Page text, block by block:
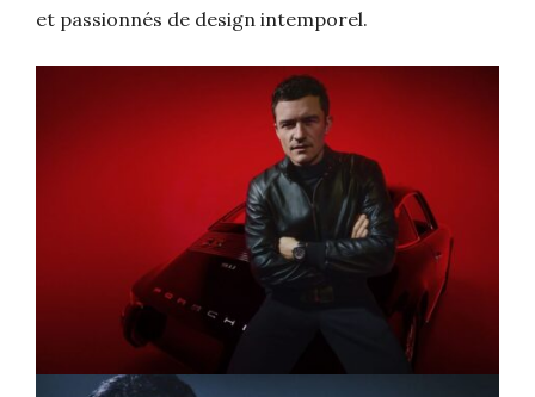
et passionnés de design intemporel.